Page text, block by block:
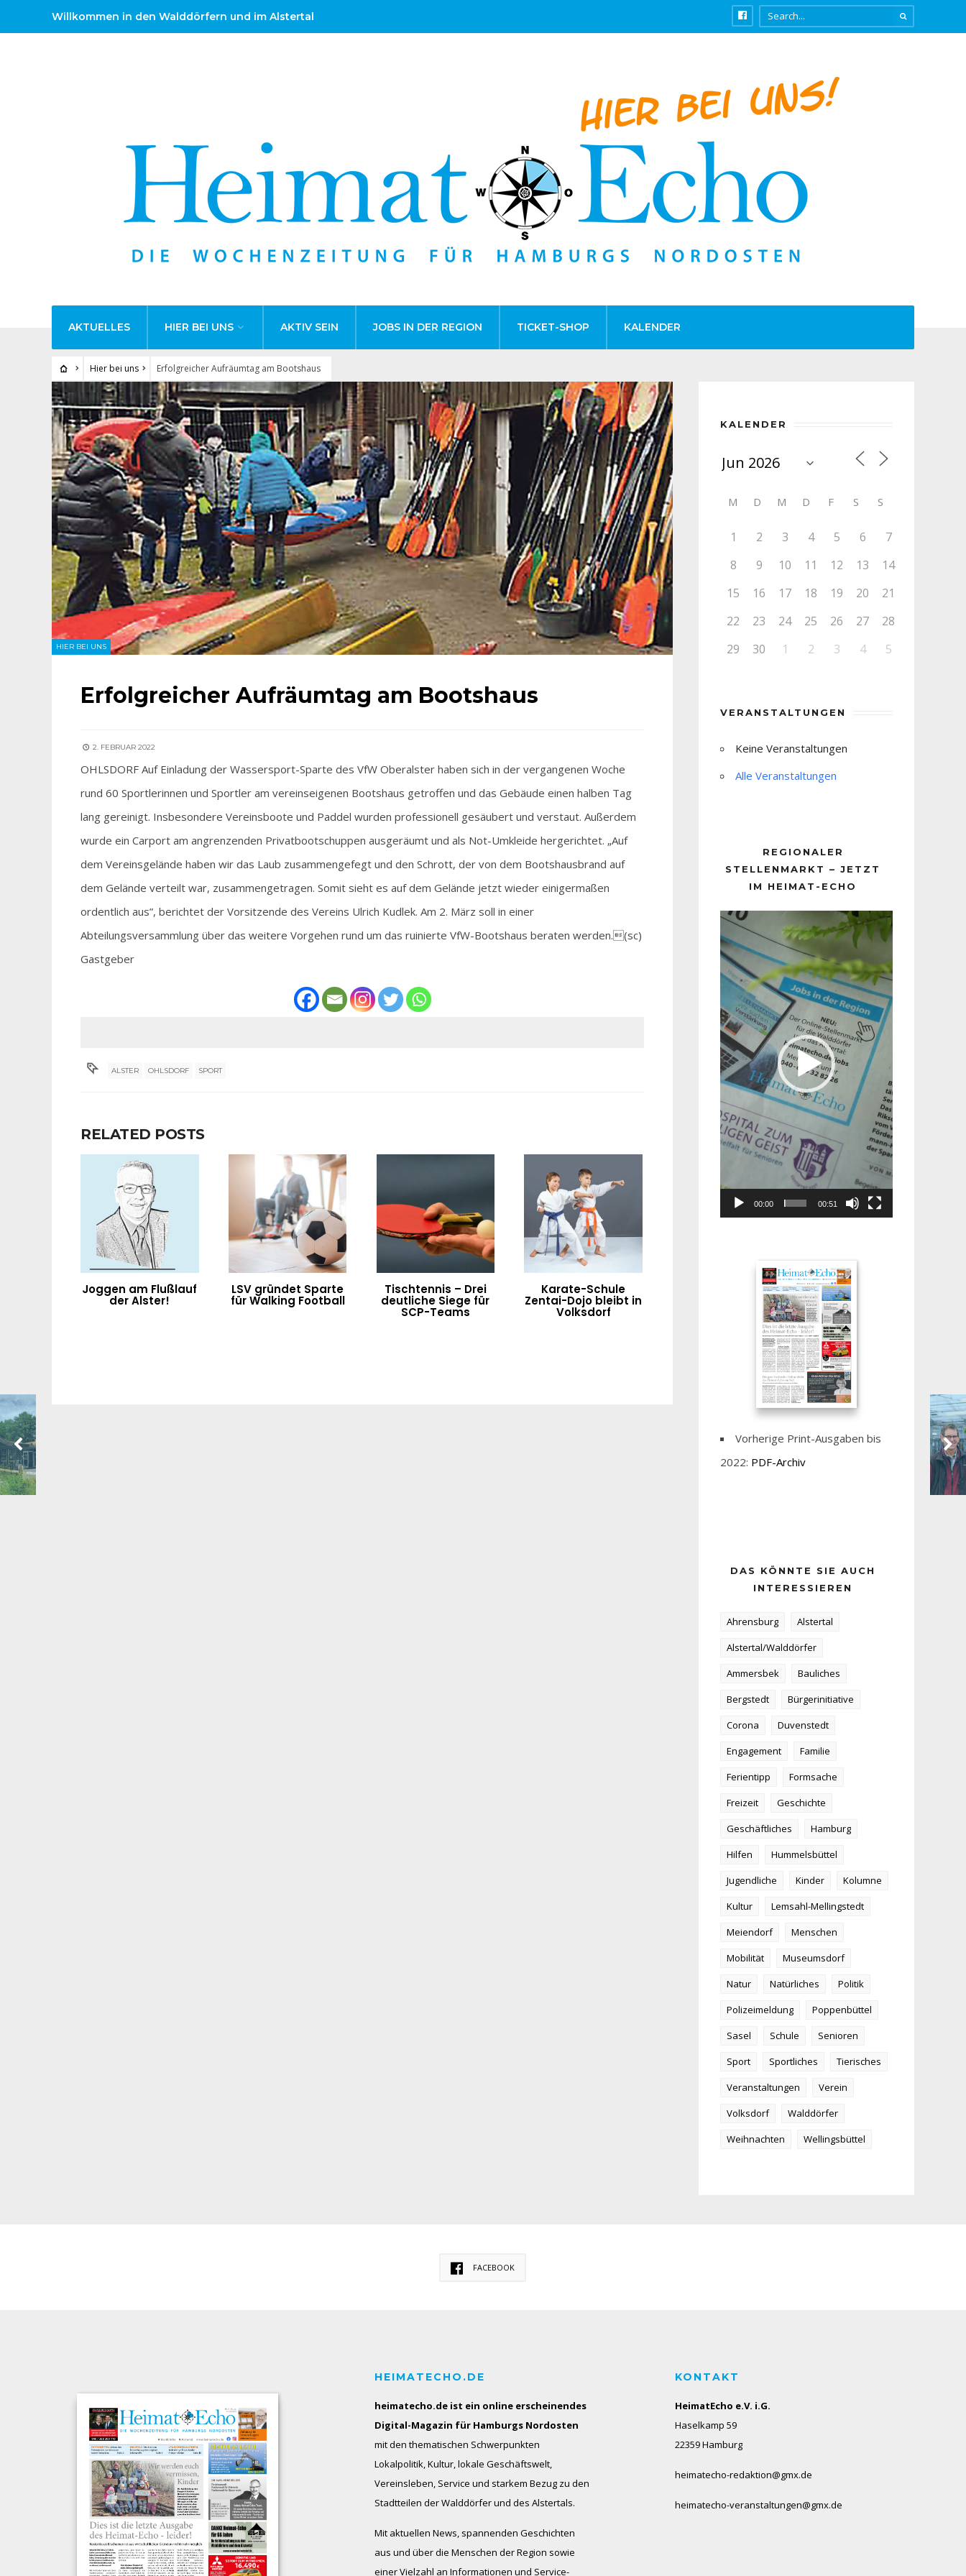
Willkommen in den Walddörfern und im Alstertal
AKTUELLES HIER BEI UNS AKTIV SEIN JOBS IN DER REGION TICKET-SHOP KALENDER
Hier bei uns Erfolgreicher Aufräumtag am Bootshaus
HIER BEI UNS
Erfolgreicher Aufräumtag am Bootshaus
2. FEBRUAR 2022
OHLSDORF Auf Einladung der Wassersport-Sparte des VfW Oberalster haben sich in der vergangenen Woche
rund 60 Sportlerinnen und Sportler am vereinseigenen Bootshaus getroffen und das Gebäude einen halben Tag
lang gereinigt. Insbesondere Vereinsboote und Paddel wurden professionell gesäubert und verstaut. Außerdem
wurde ein Carport am angrenzenden Privatbootschuppen ausgeräumt und als Not-Umkleide hergerichtet. „Auf
dem Vereinsgelände haben wir das Laub zusammengefegt und den Schrott, der von dem Bootshausbrand auf
dem Gelände verteilt war, zusammengetragen. Somit sieht es auf dem Gelände jetzt wieder einigermaßen
ordentlich aus”, berichtet der Vorsitzende des Vereins Ulrich Kudlek. Am 2. März soll in einer
Abteilungsversammlung über das weitere Vorgehen rund um das ruinierte VfW-Bootshaus beraten werden.(sc)
Gastgeber
ALSTER OHLSDORF SPORT
RELATED POSTS
Joggen am Flußlauf
der Alster!
LSV gründet Sparte
für Walking Football
Tischtennis – Drei
deutliche Siege für
SCP-Teams
Karate-Schule
Zentai-Dojo bleibt in
Volksdorf
KALENDER
M D M D F S S
1 2 3 4 5 6
7
8
9 10 11 12 13
14
15
16 17 18 19 20
21
22
23 24 25 26 27
28
29
30 1 2 3 4 5
VERANSTALTUNGEN
Keine Veranstaltungen
Alle Veranstaltungen
REGIONALER
STELLENMARKT – JETZT
IM HEIMAT-ECHO
Player
00:00 00:51
Vorherige Print-Ausgaben bis
2022: PDF-Archiv
DAS KÖNNTE SIE AUCH
INTERESSIEREN
Ahrensburg
Alstertal
Alstertal/Walddörfer
Ammersbek
Bauliches
Bergstedt
Bürgerinitiative
Corona
Duvenstedt
Engagement
Familie
Ferientipp
Formsache
Freizeit
Geschichte
Geschäftliches
Hamburg
Hilfen
Hummelsbüttel
Jugendliche
Kinder
Kolumne
Kultur
Lemsahl-Mellingstedt
Meiendorf
Menschen
Mobilität
Museumsdorf
Natur
Natürliches
Politik
Polizeimeldung
Poppenbüttel
Sasel
Schule
Senioren
Sport
Sportliches
Tierisches
Veranstaltungen
Verein
Volksdorf
Walddörfer
Weihnachten
Wellingsbüttel
FACEBOOK
HEIMATECHO.DE
heimatecho.de ist ein online erscheinendes
Digital-Magazin für Hamburgs Nordosten
mit den thematischen Schwerpunkten
Lokalpolitik, Kultur, lokale Geschäftswelt,
Vereinsleben, Service und starkem Bezug zu den
Stadtteilen der Walddörfer und des Alstertals.
Mit aktuellen News, spannenden Geschichten
aus und über die Menschen der Region sowie
einer Vielzahl an Informationen und Service-
KONTAKT
HeimatEcho e.V. i.G.
Haselkamp 59
22359 Hamburg
heimatecho-redaktion@gmx.de
heimatecho-veranstaltungen@gmx.de